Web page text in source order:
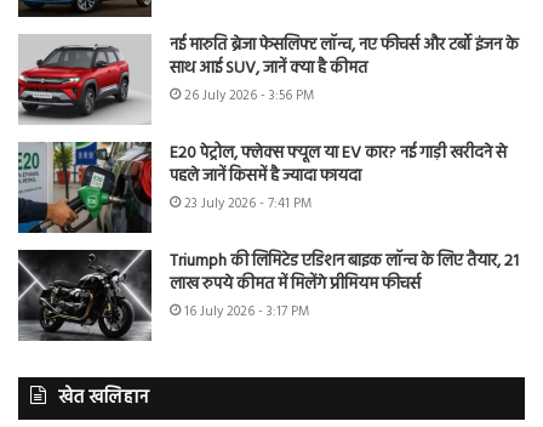
नई मारुति ब्रेजा फेसलिफ्ट लॉन्च, नए फीचर्स और टर्बो इंजन के
साथ आई SUV, जानें क्या है कीमत
26 July 2026 - 3:56 PM
E20 पेट्रोल, फ्लेक्स फ्यूल या EV कार? नई गाड़ी खरीदने से
पहले जानें किसमें है ज्यादा फायदा
23 July 2026 - 7:41 PM
Triumph की लिमिटेड एडिशन बाइक लॉन्च के लिए तैयार, 21
लाख रुपये कीमत में मिलेंगे प्रीमियम फीचर्स
16 July 2026 - 3:17 PM
खेत खलिहान